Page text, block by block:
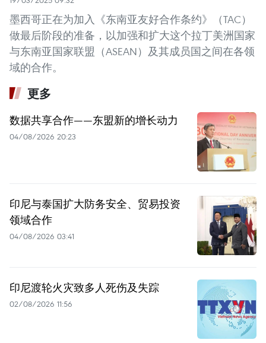
墨西哥正在为加入《东南亚友好合作条约》（TAC）
做最后阶段的准备，以加强和扩大这个拉丁美洲国家
与东南亚国家联盟（ASEAN）及其成员国之间在各领
域的合作。
更多
数据共享合作——东盟新的增长动力
04/08/2026 20:23
印尼与泰国扩大防务安全、贸易投资
领域合作
04/08/2026 03:41
印尼渡轮火灾致多人死伤及失踪
02/08/2026 11:56